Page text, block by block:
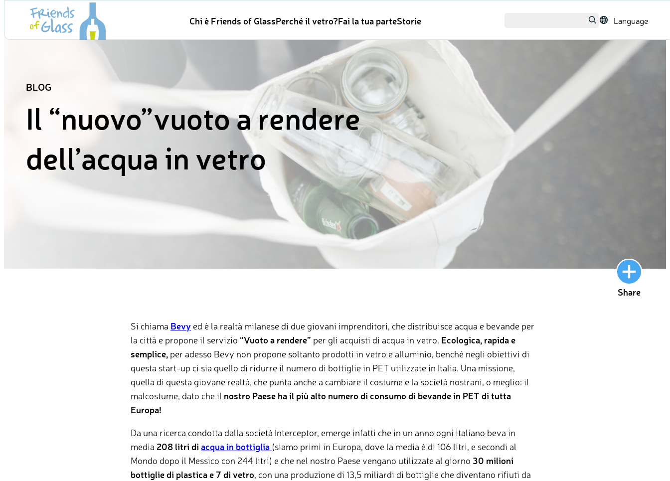
content
Chi è Friends of GlassPerché il vetro?Fai la tua parteStorie Language
BLOG
Il “nuovo”vuoto a rendere
dell’acqua in vetro
Share
Si chiama Bevy ed è la realtà milanese di due giovani imprenditori, che distribuisce acqua e bevande per
la città e propone il servizio “Vuoto a rendere” per gli acquisti di acqua in vetro. Ecologica, rapida e
semplice, per adesso Bevy non propone soltanto prodotti in vetro e alluminio, benché negli obiettivi di
questa start-up ci sia quello di ridurre il numero di bottiglie in PET utilizzate in Italia. Una missione,
quella di questa giovane realtà, che punta anche a cambiare il costume e la società nostrani, o meglio: il
malcostume, dato che il nostro Paese ha il più alto numero di consumo di bevande in PET di tutta
Europa!
Da una ricerca condotta dalla società Interceptor, emerge infatti che in un anno ogni italiano beva in
media 208 litri di acqua in bottiglia (siamo primi in Europa, dove la media è di 106 litri, e secondi al
Mondo dopo il Messico con 244 litri) e che nel nostro Paese vengano utilizzate al giorno 30 milioni
bottiglie di plastica e 7 di vetro, con una produzione di 13,5 miliardi di bottiglie che diventano rifiuti da